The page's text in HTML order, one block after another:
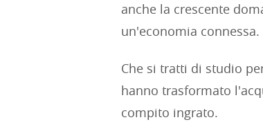
anche la crescente
un'economia connessa.
Che si tratti di studio
hanno trasformato
compito ingrato.